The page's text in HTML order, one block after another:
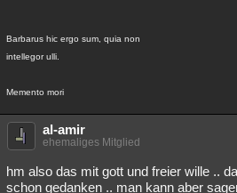
Barbarus hic ergo sum, quia non
intellegor ulli.
Memento mori
al-amir
ehemaliges Mitglied
hm also das mit gott und freier wille ..
schon gedanken .. man kann aber